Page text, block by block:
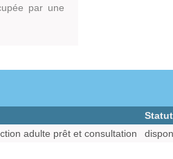
par une
Statut
adulte prêt et consultation